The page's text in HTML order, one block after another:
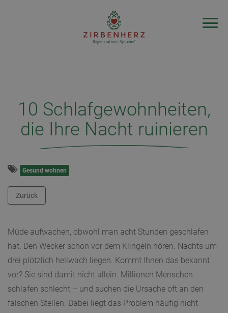
10 Schlafgewohnheiten,
die Ihre Nacht ruinieren
Gesund wohnen
Zurück
Müde aufwachen, obwohl man acht Stunden geschlafen
hat. Den Wecker schon vor dem Klingeln hören. Nachts um
drei plötzlich hellwach liegen. Kommt Ihnen das bekannt
vor? Sie sind damit nicht allein. Millionen Menschen
schlafen schlecht – und suchen die Ursache oft an den
falschen Stellen. Dabei liegt das Problem häufig nicht